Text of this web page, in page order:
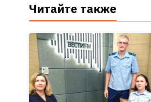
Читайте также